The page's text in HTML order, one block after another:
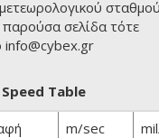
παρούσα σελίδα τότε
info@cybex.gr
Table
m/sec